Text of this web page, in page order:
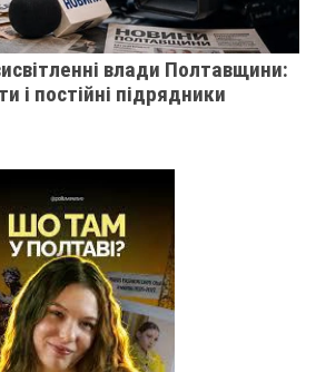
влади Полтавщини:
і постійні підрядники